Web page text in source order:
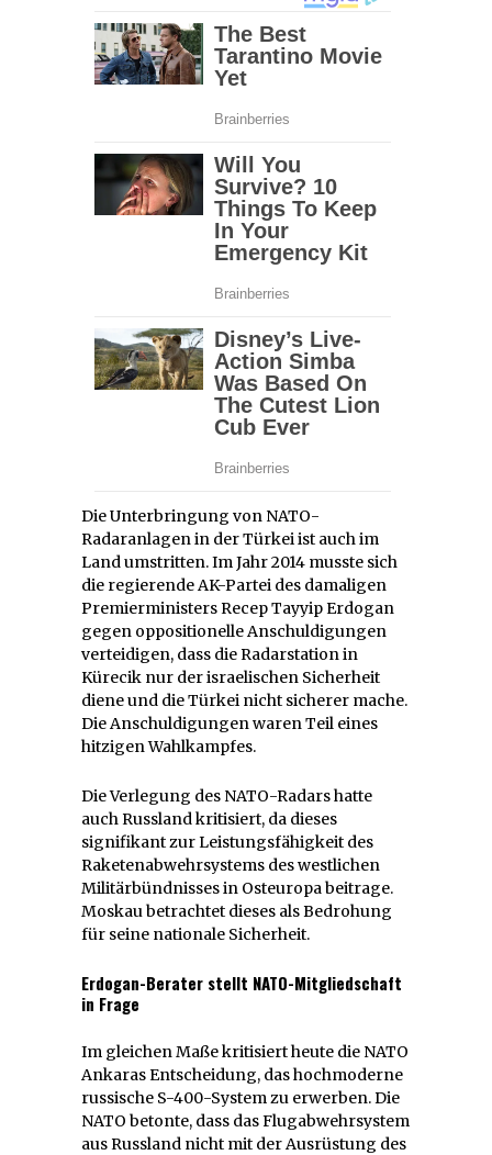
Die Unterbringung von NATO-
Radaranlagen in der Türkei ist auch im
Land umstritten. Im Jahr 2014 musste sich
die regierende AK-Partei des damaligen
Premierministers Recep Tayyip Erdogan
gegen oppositionelle Anschuldigungen
verteidigen, dass die Radarstation in
Kürecik nur der israelischen Sicherheit
diene und die Türkei nicht sicherer mache.
Die Anschuldigungen waren Teil eines
hitzigen Wahlkampfes.
Die Verlegung des NATO-Radars hatte
auch Russland kritisiert, da dieses
signifikant zur Leistungsfähigkeit des
Raketenabwehrsystems des westlichen
Militärbündnisses in Osteuropa beitrage.
Moskau betrachtet dieses als Bedrohung
für seine nationale Sicherheit.
Erdogan-Berater stellt NATO-Mitgliedschaft
in Frage
Im gleichen Maße kritisiert heute die NATO
Ankaras Entscheidung, das hochmoderne
russische S-400-System zu erwerben. Die
NATO betonte, dass das Flugabwehrsystem
aus Russland nicht mit der Ausrüstung des